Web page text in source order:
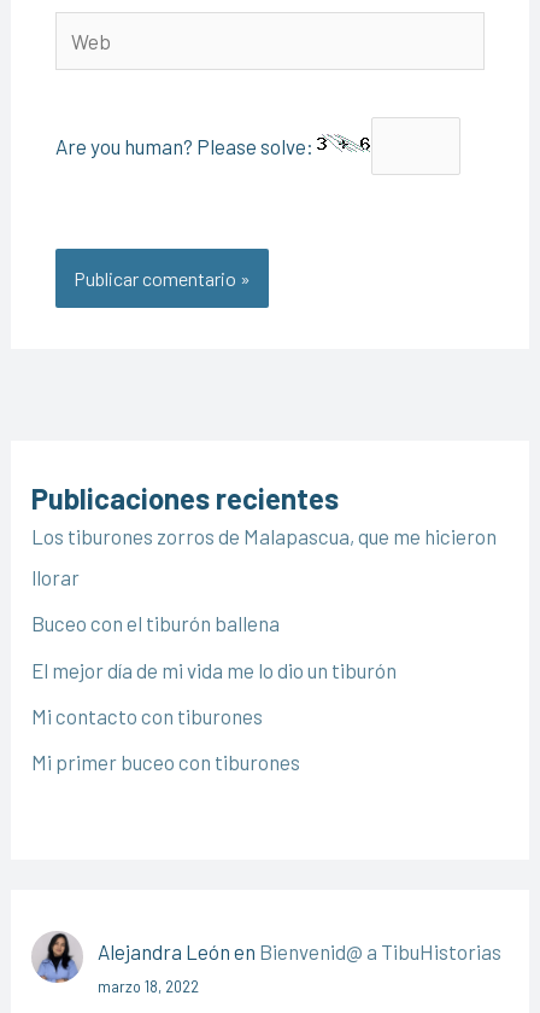
Web
Are you human? Please solve:
Publicaciones recientes
Los tiburones zorros de Malapascua, que me hicieron
llorar
Buceo con el tiburón ballena
El mejor día de mi vida me lo dio un tiburón
Mi contacto con tiburones
Mi primer buceo con tiburones
Alejandra León en Bienvenid@ a TibuHistorias
marzo 18, 2022